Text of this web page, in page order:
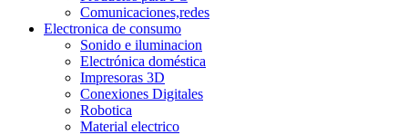
Comunicaciones,redes
Electronica de consumo
Sonido e iluminacion
Electrónica doméstica
Impresoras 3D
Conexiones Digitales
Robotica
Material electrico